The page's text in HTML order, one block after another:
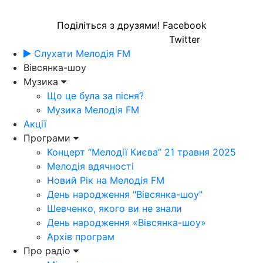
Поділіться з друзями! Facebook
Twitter
Слухати Мелодія FM
Вівсянка-шоу
Музика
Що це була за пісня?
Музика Мелодія FM
Акції
Програми
Концерт “Мелодії Києва” 21 травня 2025
Мелодія вдячності
Новий Рік на Мелодія FM
День народження "Вівсянка-шоу"
Шевченко, якого ви не знали
День народження «Вівсянка-шоу»
Архів програм
Про радіо